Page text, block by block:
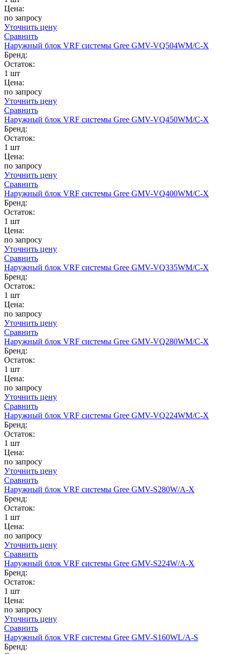
Цена:
по запросу
Уточнить цену
Сравнить
Наружный блок VRF системы Gree GMV-VQ504WM/C-X
Бренд:
Остаток:
1 шт
Цена:
по запросу
Уточнить цену
Сравнить
Наружный блок VRF системы Gree GMV-VQ450WM/C-X
Бренд:
Остаток:
1 шт
Цена:
по запросу
Уточнить цену
Сравнить
Наружный блок VRF системы Gree GMV-VQ400WM/C-X
Бренд:
Остаток:
1 шт
Цена:
по запросу
Уточнить цену
Сравнить
Наружный блок VRF системы Gree GMV-VQ335WM/C-X
Бренд:
Остаток:
1 шт
Цена:
по запросу
Уточнить цену
Сравнить
Наружный блок VRF системы Gree GMV-VQ280WM/C-X
Бренд:
Остаток:
1 шт
Цена:
по запросу
Уточнить цену
Сравнить
Наружный блок VRF системы Gree GMV-VQ224WM/C-X
Бренд:
Остаток:
1 шт
Цена:
по запросу
Уточнить цену
Сравнить
Наружный блок VRF системы Gree GMV-S280W/A-X
Бренд:
Остаток:
1 шт
Цена:
по запросу
Уточнить цену
Сравнить
Наружный блок VRF системы Gree GMV-S224W/A-X
Бренд:
Остаток:
1 шт
Цена:
по запросу
Уточнить цену
Сравнить
Наружный блок VRF системы Gree GMV-S160WL/A-S
Бренд: